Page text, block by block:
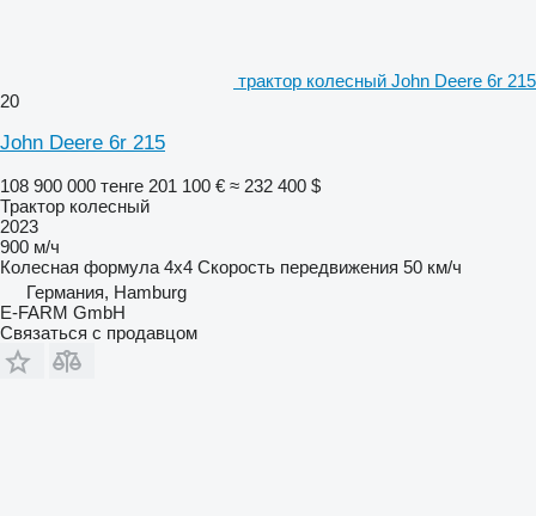
трактор колесный John Deere 6r 215
20
John Deere 6r 215
108 900 000 тенге 201 100 € ≈ 232 400 $
Трактор колесный
2023
900 м/ч
Колесная формула 4x4 Скорость передвижения 50 км/ч
Германия, Hamburg
E-FARM GmbH
Связаться с продавцом